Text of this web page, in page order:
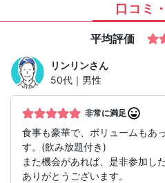
口コミ
平均評価
リンリンさん
50代｜男性
非常に満足
食事も豪華で、ボリュームもあ
す。(飲み放題付き)
また機会があれば、是非参加し
ありがとうございます。